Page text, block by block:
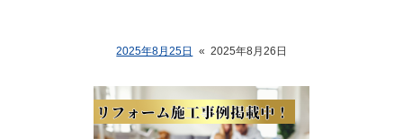
2025年8月25日 « 2025年8月26日